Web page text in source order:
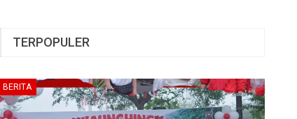
TERPOPULER
BERITA